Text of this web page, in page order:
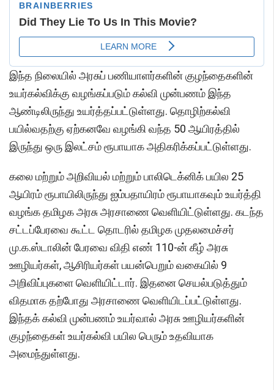
இந்த நிலையில் அரசுப் பணியாளர்களின் குழந்தைகளின்
உயர்கல்விக்கு வழங்கப்படும் கல்வி முன்பணம் இந்த
ஆண்டிலிருந்து உயர்த்தப்பட்டுள்ளது. தொழிற்கல்வி
பயில்வதற்கு ஏற்கனவே வழங்கி வந்த 50 ஆயிரத்தில்
இருந்து ஒரு இலட்சம் ரூபாயாக அதிகரிக்கப்பட்டுள்ளது.
கலை மற்றும் அறிவியல் மற்றும் பாலிடெக்னிக் பயில 25
ஆயிரம் ரூபாயிலிருந்து ஐம்பதாயிரம் ரூபாயாகவும் உயர்த்தி
வழங்க தமிழக அரசு அரசாணை வெளியிட்டுள்ளது. கடந்த
சட்டப்பேரவை கூட்ட தொடரில் தமிழக முதலமைச்சர்
மு.க.ஸ்டாலின் பேரவை விதி எண் 110-ன் கீழ் அரசு
ஊழியர்கள், ஆசிரியர்கள் பயன்பெறும் வகையில் 9
அறிவிப்புகளை வெளியிட்டார். இதனை செயல்படுத்தும்
விதமாக தற்போது அரசாணை வெளியிடப்பட்டுள்ளது.
இந்தக் கல்வி முன்பணம் உயர்வால் அரசு ஊழியர்களின்
குழந்தைகள் உயர்கல்வி பயில பெரும் உதவியாக
அமைந்துள்ளது.